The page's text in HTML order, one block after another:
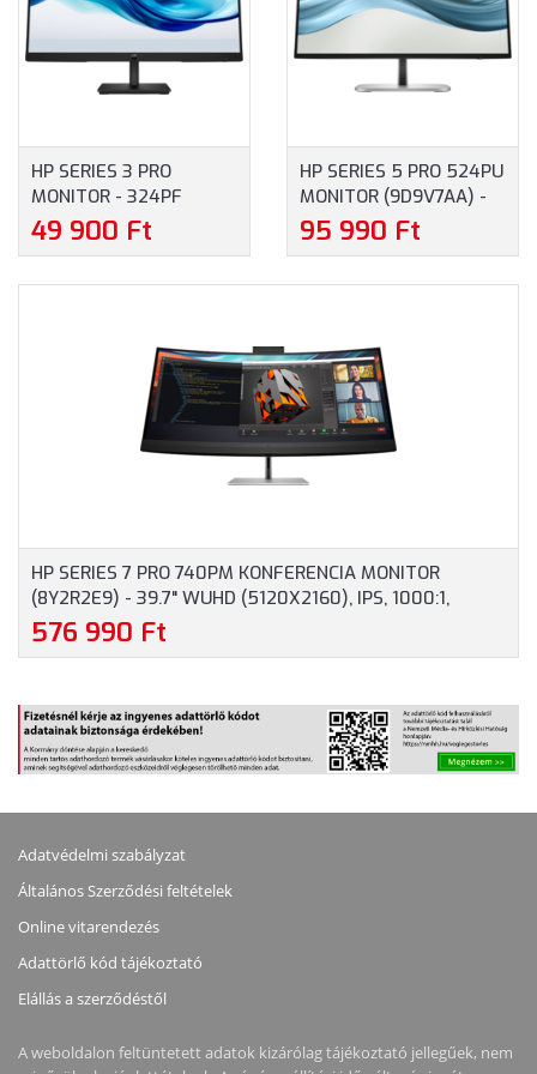
HP SERIES 3 PRO
MONITOR - 324PF
(9U5J5UT) - 23.8"
FULLHD (1920X1080),
49 900 Ft
HP SERIES 5 PRO 524PU
MONITOR (9D9V7AA) -
23.8" FULLHD
(1920X1080), IPS, 16:9,
FEKETE/EZÜST SZÍNBEN
95 990 Ft
HP SERIES 7 PRO 740PM KONFERENCIA MONITOR
(8Y2R2E9) - 39.7" WUHD (5120X2160), IPS, 1000:1,
300CD, 5MS, HDMI, DISPLAYPORT, RJ-45, 3 ÉV
GARANCIA, FEKETE-EZÜST SZÍNBEN
576 990 Ft
Adatvédelmi szabályzat
Általános Szerződési feltételek
Online vitarendezés
Adattörlő kód tájékoztató
Elállás a szerződéstől
A weboldalon feltüntetett adatok kizárólag tájékoztató jellegűek, nem